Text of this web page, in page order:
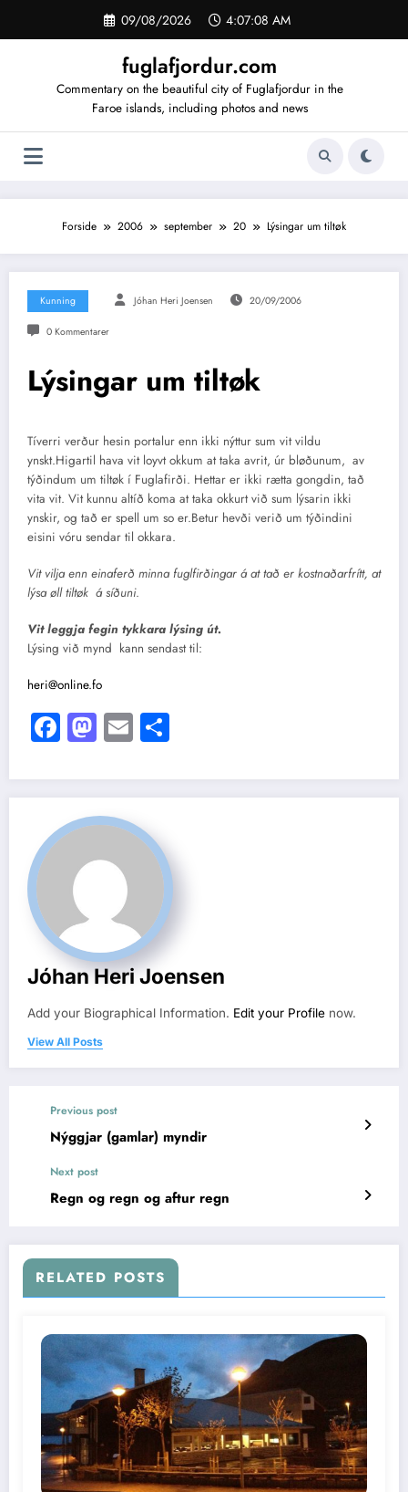
indhold
09/08/2026 4:07:08 AM
fuglafjordur.com
Commentary on the beautiful city of Fuglafjordur in the
Faroe islands, including photos and news
Forside 2006 september 20 Lýsingar um tiltøk
Kunning Jóhan Heri Joensen 20/09/2006
0 Kommentarer
Lýsingar um tiltøk
Tíverri verður hesin portalur enn ikki nýttur sum vit vildu
ynskt.Higartil hava vit loyvt okkum at taka avrit, úr bløðunum, av
týðindum um tiltøk í Fuglafirði. Hettar er ikki rætta gongdin, tað
vita vit. Vit kunnu altíð koma at taka okkurt við sum lýsarin ikki
ynskir, og tað er spell um so er.Betur hevði verið um týðindini
eisini vóru sendar til okkara.
Vit vilja enn einaferð minna fuglfirðingar á at tað er kostnaðarfrítt, at
lýsa øll tiltøk á síðuni.
Vit leggja fegin tykkara lýsing út.
Lýsing við mynd kann sendast til:
heri@online.fo
Facebook
Mastodon
Email
Jóhan Heri Joensen
Add your Biographical Information. Edit your Profile now.
View All Posts
Previous post
Nýggjar (gamlar) myndir
Next post
Regn og regn og aftur regn
RELATED POSTS